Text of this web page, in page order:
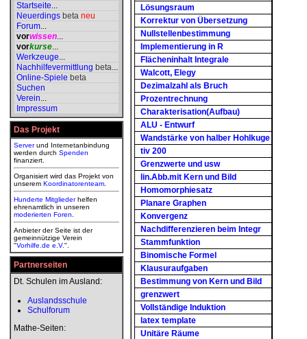
Startseite...
Neuerdings beta neu
Forum...
vorwissen...
vorkurse...
Werkzeuge...
Nachhilfevermittlung beta...
Online-Spiele beta
Suchen
Verein...
Impressum
Das Projekt
Serverund Internetanbindung
werden durch Spenden
finanziert.
Organisiert wird das Projekt von
unserem Koordinatorenteam
Hunderte Mitgliederhelfen
ehrenamtlich in unseren
moderierten Foren
Anbieter der Seite ist der
gemeinnützige Verein
"Vorhilfe.de e.V.".
Partnerseiten
Dt. Schulen im Ausland:
Auslandsschule
Schulforum
Mathe-Seiten:
Lösungsraum
Korrektur von Übersetzung
Nullstellenbestimmung
Implementierung in R
Flächeninhalt Integrale
Walcott, Elegy
Dezimalzahl als Bruch
Prozentrechnung
Charakterisation(Aufbau)
ALU - Entwurf
Wandstärke von halber Hohlkuge
tiv 200
Grenzwerte und usw
lin.Abb.mit Kern und Bild
Homomorphiesatz
Planare Graphen
Konvergenz
Nachdifferenzieren beim Integr
Stammfunktion
Binomische Formel
Klausuraufgaben
Bestimmung von Kern und Bild
grenzwert
Vollständige Induktion
latex template
Unitäre Räume